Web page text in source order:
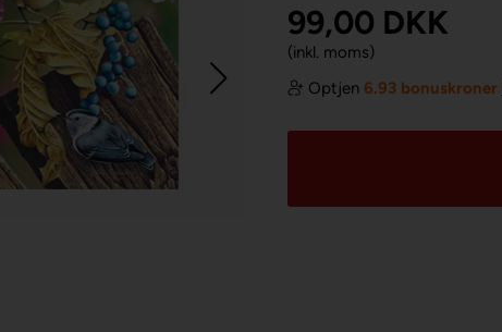
99,00 DKK
(inkl. moms)
Optjen 6.93 bonuskroner